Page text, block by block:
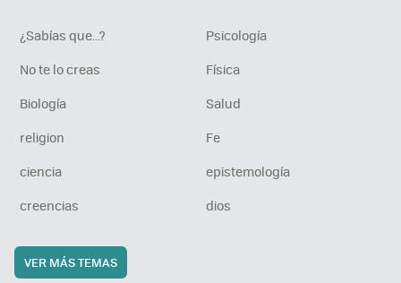
¿Sabías que...?
Psicología
No te lo creas
Física
Biología
Salud
religion
Fe
ciencia
epistemología
creencias
dios
VER MÁS TEMAS